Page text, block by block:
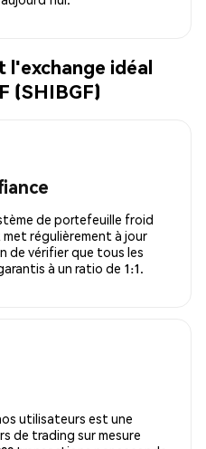
l'exchange idéal
(SHIBGF)
de portefeuille froid
régulièrement à jour
de vérifier que tous les
à un ratio de 1:1.
utilisateurs est une
de trading sur mesure